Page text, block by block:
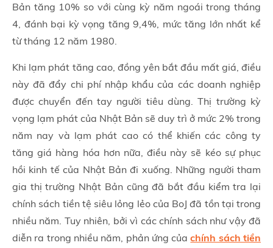
Bản tăng 10% so với cùng kỳ năm ngoái trong tháng
4, đánh bại kỳ vọng tăng 9,4%, mức tăng lớn nhất kể
từ tháng 12 năm 1980.
Khi lạm phát tăng cao, đồng yên bắt đầu mất giá, điều
này đã đẩy chi phí nhập khẩu của các doanh nghiệp
được chuyển đến tay người tiêu dùng. Thị trường kỳ
vọng lạm phát của Nhật Bản sẽ duy trì ở mức 2% trong
năm nay và lạm phát cao có thể khiến các công ty
tăng giá hàng hóa hơn nữa, điều này sẽ kéo sự phục
hồi kinh tế của Nhật Bản đi xuống. Những người tham
gia thị trường Nhật Bản cũng đã bắt đầu kiểm tra lại
chính sách tiền tệ siêu lỏng lẻo của BoJ đã tồn tại trong
nhiều năm. Tuy nhiên, bởi vì các chính sách như vậy đã
diễn ra trong nhiều năm, phản ứng của chính sách tiền